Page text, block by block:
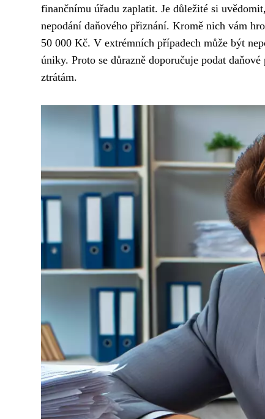
finančnímu úřadu zaplatit. Je důležité si
nepodání daňového přiznání. Kromě nich vám
50 000 Kč. V extrémních případech může být
úniky. Proto se důrazně doporučuje podat
ztrátám.